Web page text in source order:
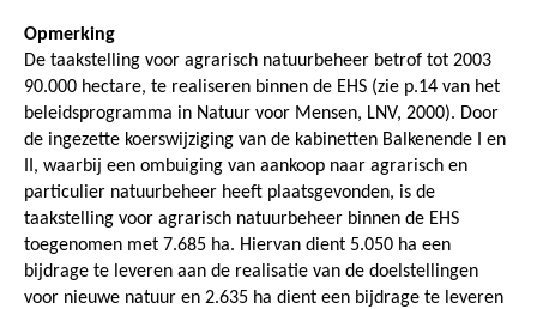
Opmerking
De taakstelling voor agrarisch natuurbeheer betrof tot 2003
90.000 hectare, te realiseren binnen de EHS (zie p.14 van het
beleidsprogramma in Natuur voor Mensen, LNV, 2000). Door
de ingezette koerswijziging van de kabinetten Balkenende I en
II, waarbij een ombuiging van aankoop naar agrarisch en
particulier natuurbeheer heeft plaatsgevonden, is de
taakstelling voor agrarisch natuurbeheer binnen de EHS
toegenomen met 7.685 ha. Hiervan dient 5.050 ha een
bijdrage te leveren aan de realisatie van de doelstellingen
voor nieuwe natuur en 2.635 ha dient een bijdrage te leveren